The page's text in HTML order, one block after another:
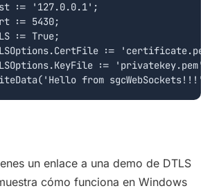
:= '127.0.0.1';
:= 5430;
:= True;
:=
:= 'privatekey.pem';
un enlace a una demo de DTLS
cómo funciona en Windows